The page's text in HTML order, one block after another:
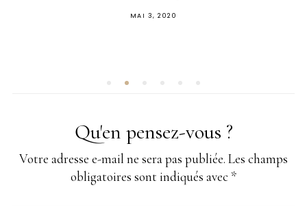
PUBLIÉ
MAI 3, 2020
Qu'en pensez-vous ?
Votre adresse e-mail ne sera pas publiée. Les champs
obligatoires sont indiqués avec *